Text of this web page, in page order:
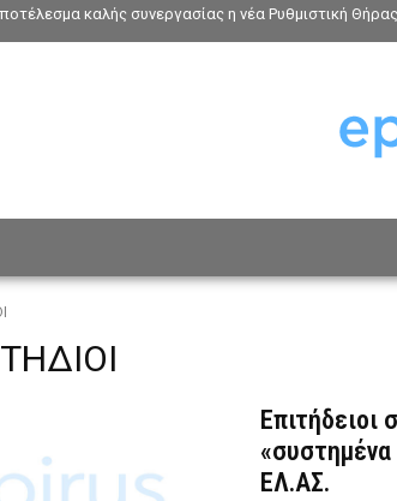
καλής συνεργασίας η νέα Ρυθμιστική Θήρας
Επιτήδειοι
ΕΛ.ΑΣ.